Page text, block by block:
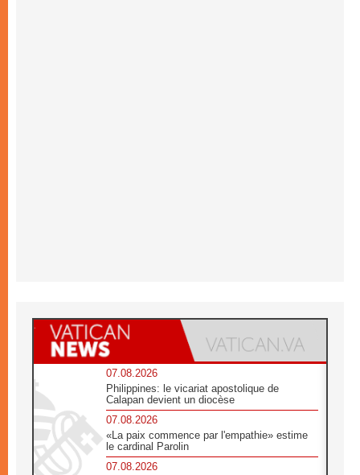
07.08.2026
Philippines: le vicariat apostolique de
Calapan devient un diocèse
07.08.2026
«La paix commence par l'empathie» estime
le cardinal Parolin
07.08.2026